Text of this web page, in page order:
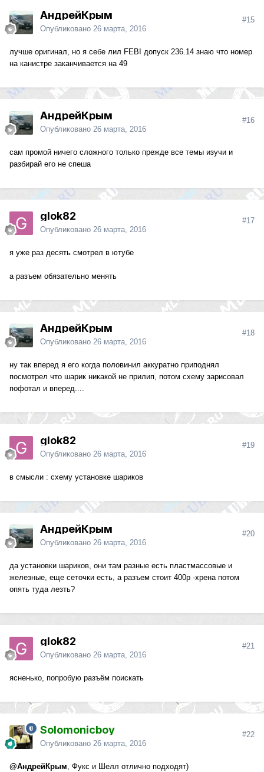
АндрейКрым
Опубликовано 26 марта, 2016
#15
лучше оригинал, но я себе лил FEBI допуск 236.14 знаю что номер
на канистре заканчивается на 49
АндрейКрым
Опубликовано 26 марта, 2016
#16
сам промой ничего сложного только прежде все темы изучи и
разбирай его не спеша
glok82
Опубликовано 26 марта, 2016
#17
я уже раз десять смотрел в ютубе
а разъем обязательно менять
АндрейКрым
Опубликовано 26 марта, 2016
#18
ну так вперед я его когда половинил аккуратно приподнял
посмотрел что шарик никакой не прилип, потом схему зарисовал
пофотал и вперед....
glok82
Опубликовано 26 марта, 2016
#19
в смысли : схему установке шариков
АндрейКрым
Опубликовано 26 марта, 2016
#20
да установки шариков, они там разные есть пластмассовые и
железные, еще сеточки есть, а разъем стоит 400р -хрена потом
опять туда лезть?
glok82
Опубликовано 26 марта, 2016
#21
ясненько, попробую разъём поискать
Solomonicboy
Опубликовано 26 марта, 2016
#22
@АндрейКрым, Фукс и Шелл отлично подходят)